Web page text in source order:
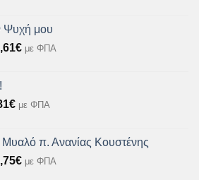
είναι:
11,45€.
Ψυχή μου
€Η
11,61€.
με ΦΠΑ
€Η
είναι:
9,81€.
με ΦΠΑ
π. Ανανίας Κουστένης
€Ημε ΦΠΑ